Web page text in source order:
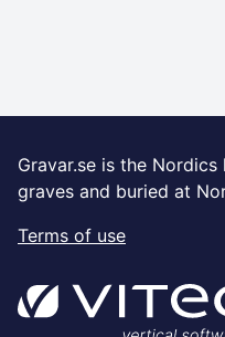
Gravar.se is the
graves and buried at
Terms of use